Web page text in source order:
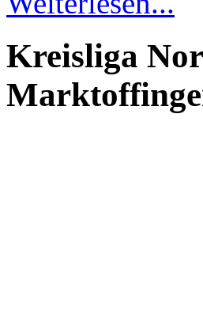
Kreisliga